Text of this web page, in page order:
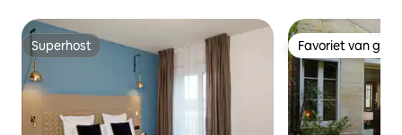
Superhost
Superhost Favoriet van
Favoriet van